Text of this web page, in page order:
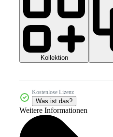
Kollektion
Kostenlose Lizenz
Was ist das?
Weitere Informationen